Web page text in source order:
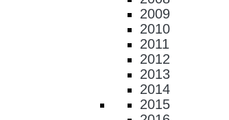
2009
2010
2011
2012
2013
2014
2015